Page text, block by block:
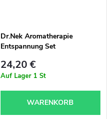
Dr.Nek Aromatherapie
Entspannung Set
24,20 €
Auf Lager 1 St
WARENKORB